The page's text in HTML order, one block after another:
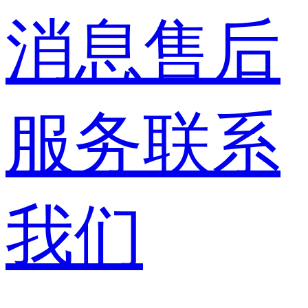
消息售后
服务联系
我们